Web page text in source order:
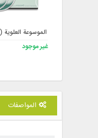
الموسوعة العلوية (
غير موجود
المواصفات